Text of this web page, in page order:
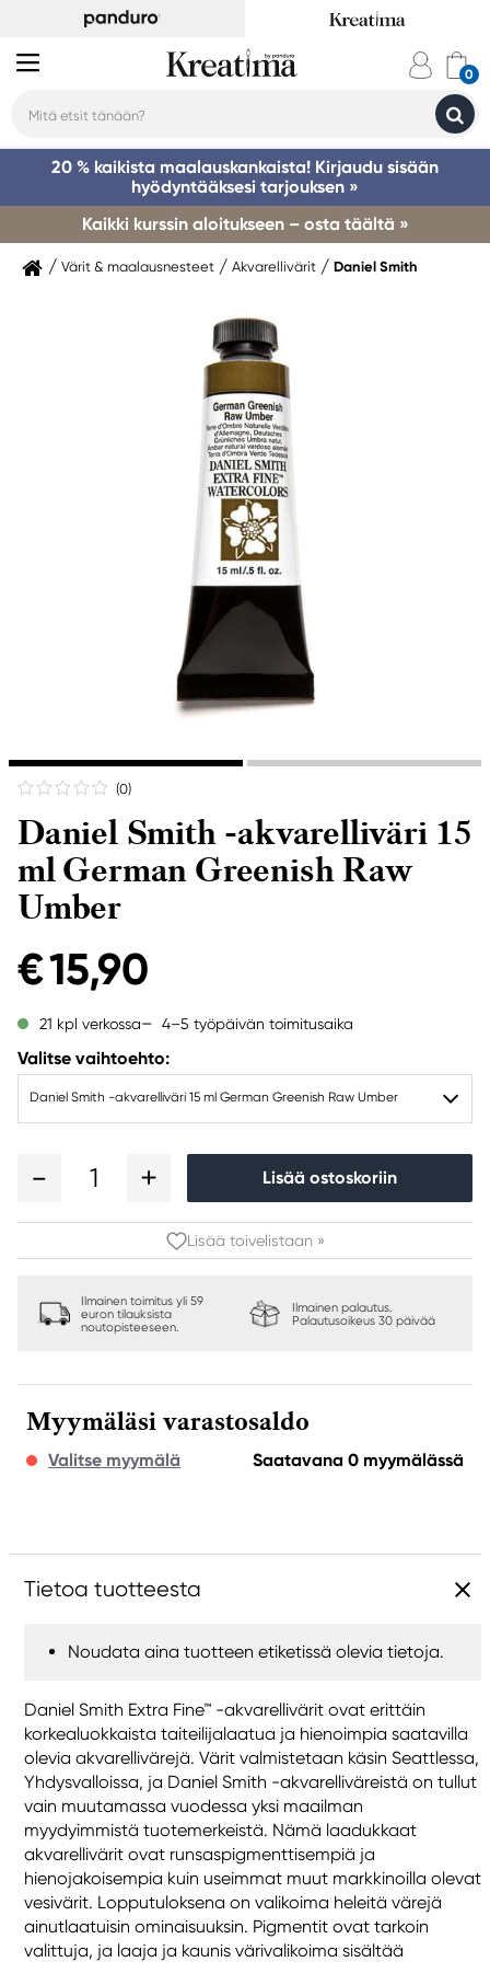
20 % kaikista maalauskankaista! Kirjaudu sisään
hyödyntääksesi tarjouksen »
Kaikki kurssin aloitukseen – osta täältä »
Värit & maalausnesteet Akvarellivärit Daniel Smith
(0)
Daniel Smith -akvarelliväri 15
ml German Greenish Raw
Umber
€ 15,90
21 kpl verkossa 4–5 työpäivän toimitusaika
Valitse vaihtoehto:
Daniel Smith -akvarelliväri 15 ml German Greenish Raw Umber
1 Lisää ostoskoriin
Lisää toivelistaan »
Ilmainen toimitus yli 59
euron tilauksista
noutopisteeseen.
Ilmainen palautus.
Palautusoikeus 30 päivää
Myymäläsi varastosaldo
Valitse myymälä Saatavana 0 myymälässä
Tietoa tuotteesta
Noudata aina tuotteen etiketissä olevia tietoja.
Daniel Smith Extra Fine™ -akvarellivärit ovat erittäin
korkealuokkaista taiteilijalaatua ja hienoimpia saatavilla
olevia akvarellivärejä. Värit valmistetaan käsin Seattlessa,
Yhdysvalloissa, ja Daniel Smith -akvarelliväreistä on tullut
vain muutamassa vuodessa yksi maailman
myydyimmistä tuotemerkeistä. Nämä laadukkaat
akvarellivärit ovat runsaspigmenttisempiä ja
hienojakoisempia kuin useimmat muut markkinoilla olevat
vesivärit. Lopputuloksena on valikoima heleitä värejä
ainutlaatuisin ominaisuuksin. Pigmentit ovat tarkoin
valittuja, ja laaja ja kaunis värivalikoima sisältää